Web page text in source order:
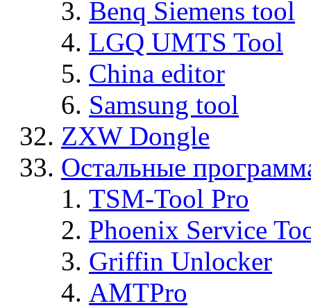
Benq Siemens tool
LGQ UMTS Tool
China editor
Samsung tool
ZXW Dongle
Остальные
TSM-Tool Pro
Phoenix Service
Griffin Unlocker
AMTPro